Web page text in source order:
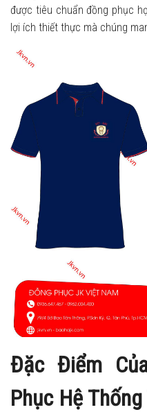
được tiêu chuẩn đồng phục
lợi ích thiết thực mà chúng
Đặc Điểm
Phục Hệ